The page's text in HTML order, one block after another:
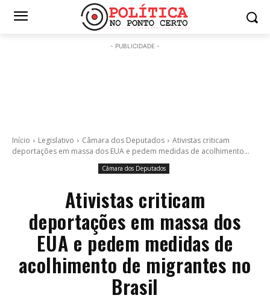
- PUBLICIDADE -
Início Legislativo Câmara dos Deputados
Ativistas criticam
deportações em massa dos EUA e pedem medidas de acolhimento...
Câmara dos Deputados
Ativistas criticam
deportações em massa dos
EUA e pedem medidas de
acolhimento de migrantes no
Brasil